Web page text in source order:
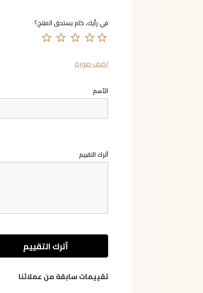
الأسم
اضف صورة